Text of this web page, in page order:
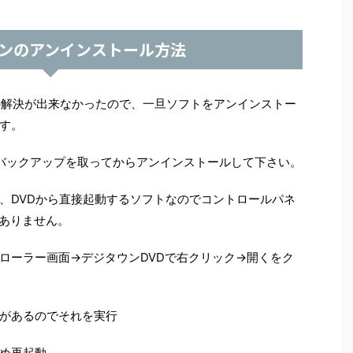
のアンインストール方法
決が出来なかったので、一旦ソフトをアンインストー
。
クアップを取ってからアンインストールして下さい。
DVDから直接起動するソフトなのでコントロールパネ
ません。
ーラー画面→デジタウンDVDで右クリック→開くをク
あるのでそれを実行